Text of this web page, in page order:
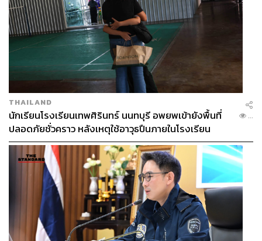
THAILAND
นักเรียนโรงเรียนเทพศิรินทร์ นนทบุรี อพยพเข้ายังพื้นที่
ปลอดภัยชั่วคราว หลังเหตุใช้อาวุธปืนภายในโรงเรียน
คลี่คลาย
...